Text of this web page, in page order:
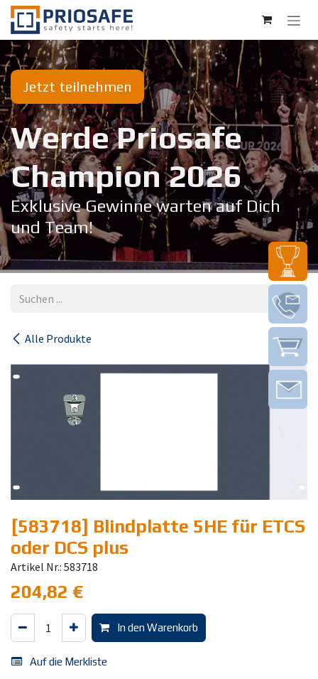
Zum Inhalt springen
Jetzt teilnehmen
Werde Priosafe
Champion 20​26
Exklusive Gewinne warten auf Dich
und Team!
Alle Produkte
[583718] Blindplatte 5HE für ETCS
oder DCS plus
Artikel Nr.: 583718
204,82 €
In den Warenkorb
Auf die Merkliste